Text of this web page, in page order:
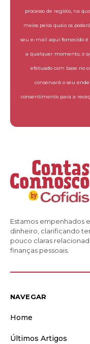
processo de registo, na
meios pelos quais os
seu e-mail aqui fornecido é
a qualquer momento, o
efetuado com base no
conservará o seu
consentimento para a
Estamos empenhados
dinheiro, clarificando
pouco claras
finanças pessoais.
NAVEGAR
Home
Últimos Artigos